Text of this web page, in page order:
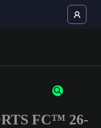
or numbersFC™ 26-